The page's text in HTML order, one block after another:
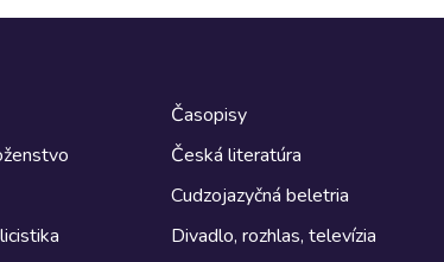
Časopisy
Česká literatúra
Cudzojazyčná beletria
Divadlo, rozhlas, televízia